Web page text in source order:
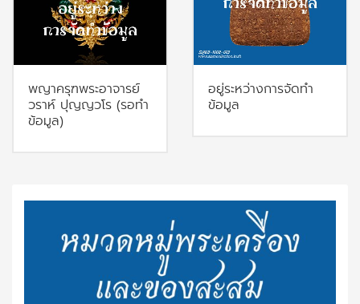
พญาครุฑพระอาจารย์
วราห์ ปุญญวโร (รอทำ
ข้อมูล)
อยู่ระหว่างการจัดทำ
ข้อมูล